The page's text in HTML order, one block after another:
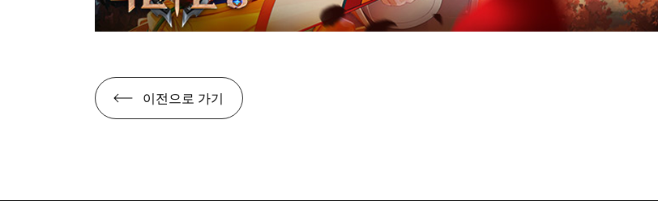
이전으로 가기